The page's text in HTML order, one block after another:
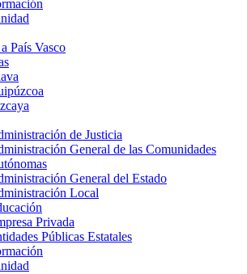
País Vasco
de Justicia
General de las Comunidades
General del Estado
Local
Privada
Públicas Estatales